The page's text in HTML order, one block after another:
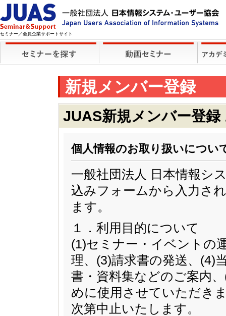
セミナー／会員企業サポートサイト
新規メンバー登録
JUAS新規メンバー登
個人情報のお取り扱いについ
一般社団法人 日本情報シ
込みフォームから入力さ
ます。
１．利用目的について
(1)セミナー・イベントの
理、(3)請求書の発送、(4)
書・資料集などのご案内
めに使用させていただき
次第中止いたします。